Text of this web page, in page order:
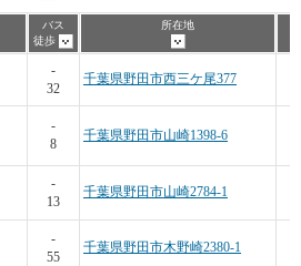
バス
徒歩
所在地
-
32
千葉県野田市西三ケ尾377
-
8
千葉県野田市山崎1398-6
-
13
千葉県野田市山崎2784-1
-
55
千葉県野田市木野崎2380-1